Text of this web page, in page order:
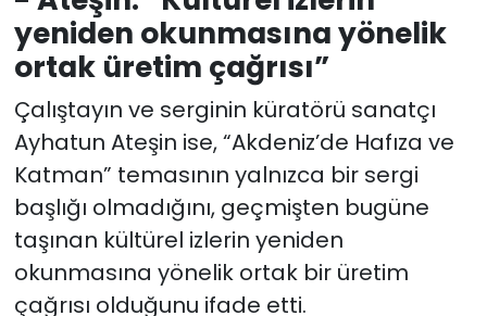
yeniden okunmasına yönelik
ortak üretim çağrısı”
Çalıştayın ve serginin küratörü sanatçı
Ayhatun Ateşin ise, “Akdeniz’de Hafıza ve
Katman” temasının yalnızca bir sergi
başlığı olmadığını, geçmişten bugüne
taşınan kültürel izlerin yeniden
okunmasına yönelik ortak bir üretim
çağrısı olduğunu ifade etti.